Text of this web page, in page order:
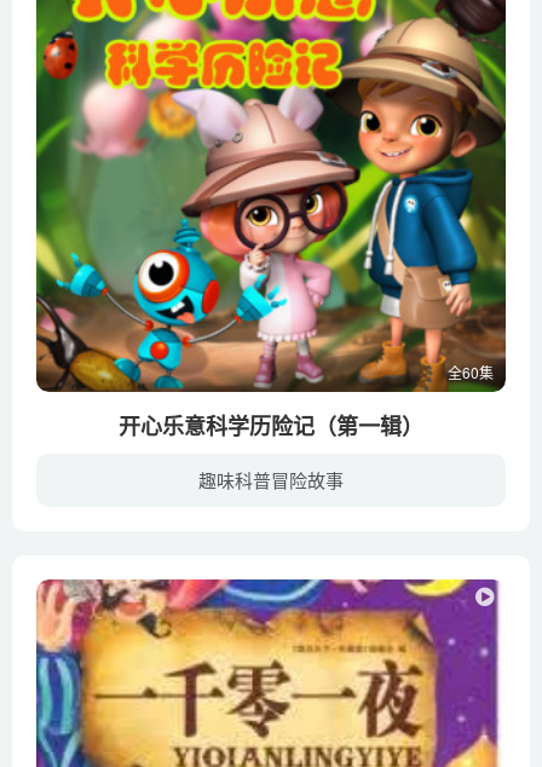
全60集
开心乐意科学历险记（第一辑）
趣味科普冒险故事